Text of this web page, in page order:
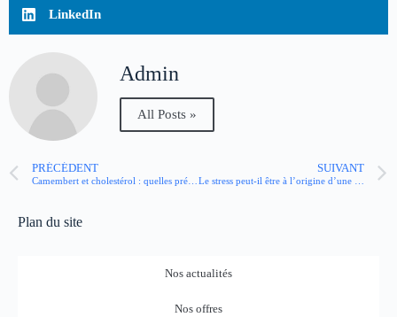
LinkedIn
Admin
All Posts »
PRÉCÉDENT SUIVANT
Plan du site
Nos actualités
Nos offres